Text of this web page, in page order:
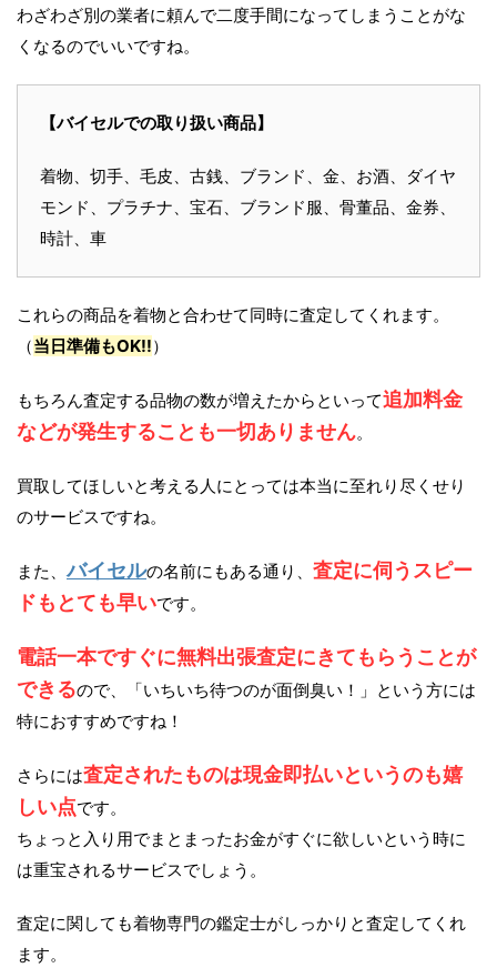
わざわざ別の業者に頼んで二度手間になってしまうことがな
くなるのでいいですね。
【バイセルでの取り扱い商品】
着物、切手、毛皮、古銭、ブランド、金、お酒、ダイヤ
モンド、プラチナ、宝石、ブランド服、骨董品、金券、
時計、車
これらの商品を着物と合わせて同時に査定してくれます。
（当日準備もOK!!）
もちろん査定する品物の数が増えたからといって追加料金
などが発生することも一切ありません。
買取してほしいと考える人にとっては本当に至れり尽くせり
のサービスですね。
また、バイセルの名前にもある通り、 査定に伺うスピー
ドもとても早いです。
電話一本ですぐに無料出張査定にきてもらうことが
できるので、「いちいち待つのが面倒臭い！」という方には
特におすすめですね！
さらには査定されたものは現金即払いというのも嬉
しい点です。
ちょっと入り用でまとまったお金がすぐに欲しいという時に
は重宝されるサービスでしょう。
査定に関しても着物専門の鑑定士がしっかりと査定してくれ
ます。